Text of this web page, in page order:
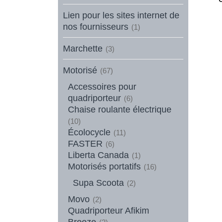
Lien pour les sites internet de
nos fournisseurs (1)
Marchette (3)
Motorisé (67)
Accessoires pour
quadriporteur (6)
Chaise roulante électrique
(10)
Écolocycle (11)
FASTER (6)
Liberta Canada (1)
Motorisés portatifs (16)
Supa Scoota (2)
Movo (2)
Quadriporteur Afikim